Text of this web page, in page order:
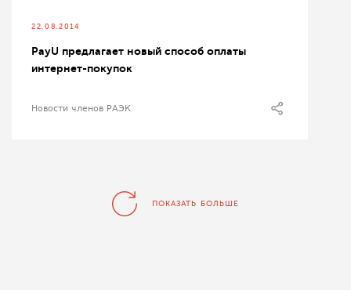
22.08.2014
PayU предлагает новый способ оплаты
интернет-покупок
Новости членов РАЭК
ПОКАЗАТЬ БОЛЬШЕ